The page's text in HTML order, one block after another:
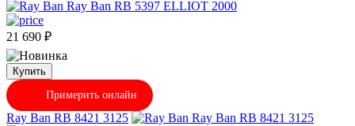
21 690 ₽
Купить
Примерить онлайн
Ray Ban RB 8421 3125